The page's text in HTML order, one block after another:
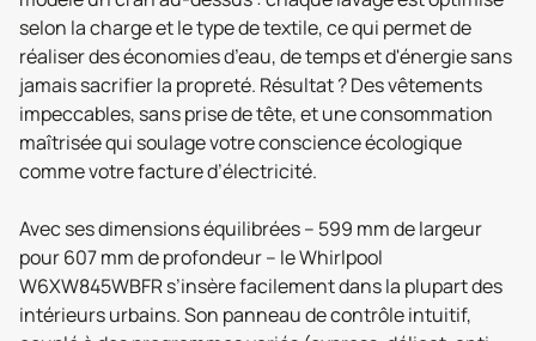
selon la charge et le type de textile, ce qui permet de
réaliser des économies d’eau, de temps et d'énergie sans
jamais sacrifier la propreté. Résultat ? Des vêtements
impeccables, sans prise de tête, et une consommation
maîtrisée qui soulage votre conscience écologique
comme votre facture d’électricité.
Avec ses dimensions équilibrées – 599 mm de largeur
pour 607 mm de profondeur – le Whirlpool
W6XW845WBFR s’insère facilement dans la plupart des
intérieurs urbains. Son panneau de contrôle intuitif,